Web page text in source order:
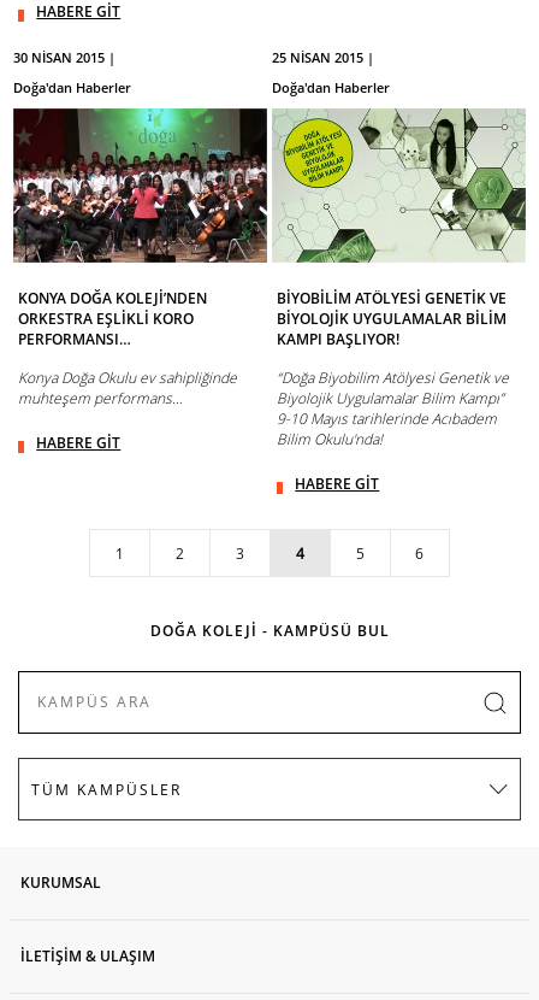
HABERE GİT
30 NİSAN 2015 |
Doğa'dan Haberler
KONYA DOĞA KOLEJİ’NDEN
ORKESTRA EŞLİKLİ KORO
PERFORMANSI…
Konya Doğa Okulu ev sahipliğinde
muhteşem performans…
HABERE GİT
25 NİSAN 2015 |
Doğa'dan Haberler
BİYOBİLİM ATÖLYESİ GENETİK VE
BİYOLOJİK UYGULAMALAR BİLİM
KAMPI BAŞLIYOR!
“Doğa Biyobilim Atölyesi Genetik ve
Biyolojik Uygulamalar Bilim Kampı”
9-10 Mayıs tarihlerinde Acıbadem
Bilim Okulu'nda!
HABERE GİT
1 2 3 4 5 6
DOĞA KOLEJİ - KAMPÜSÜ BUL
KURUMSAL
İLETİŞİM & ULAŞIM